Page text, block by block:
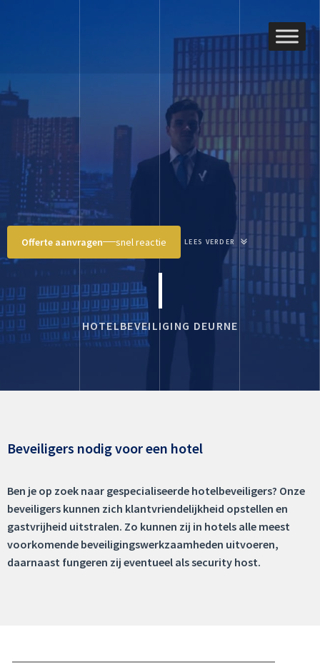
Offerte aanvragen snel reactie LEES VERDER
HOTELBEVEILIGING DEURNE
Beveiligers nodig voor een hotel
Ben je op zoek naar gespecialiseerde hotelbeveiligers? Onze
beveiligers kunnen zich klantvriendelijkheid opstellen en
gastvrijheid uitstralen. Zo kunnen zij in hotels alle meest
voorkomende beveiligingswerkzaamheden uitvoeren,
daarnaast fungeren zij eventueel als security host.